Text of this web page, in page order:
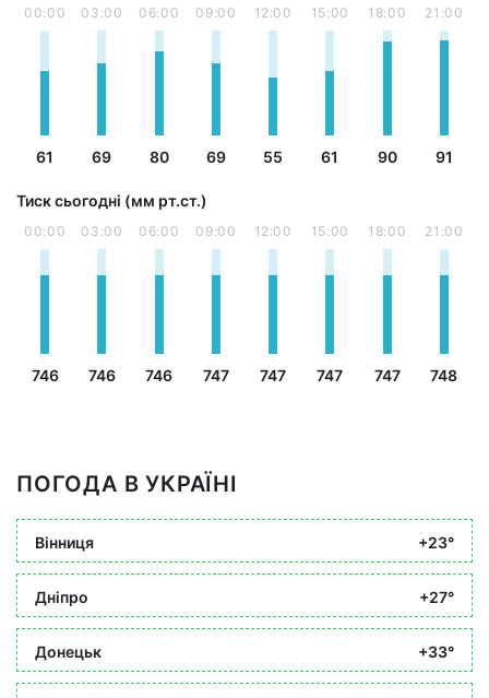
00:00
61
03:00
69
06:00
80
09:00
69
12:00
55
15:00
61
18:00
90
21:00
91
Тиск сьогодні (мм рт.ст.)
00:00
746
03:00
746
06:00
746
09:00
747
12:00
747
15:00
747
18:00
747
21:00
748
ПОГОДА В УКРАЇНІ
Вінниця +23°
Дніпро +27°
Донецьк +33°